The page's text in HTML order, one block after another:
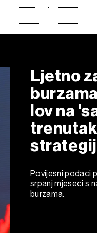
Ljetno
lov na
Povijesni podaci
srpanj mjeseci s
burzama.